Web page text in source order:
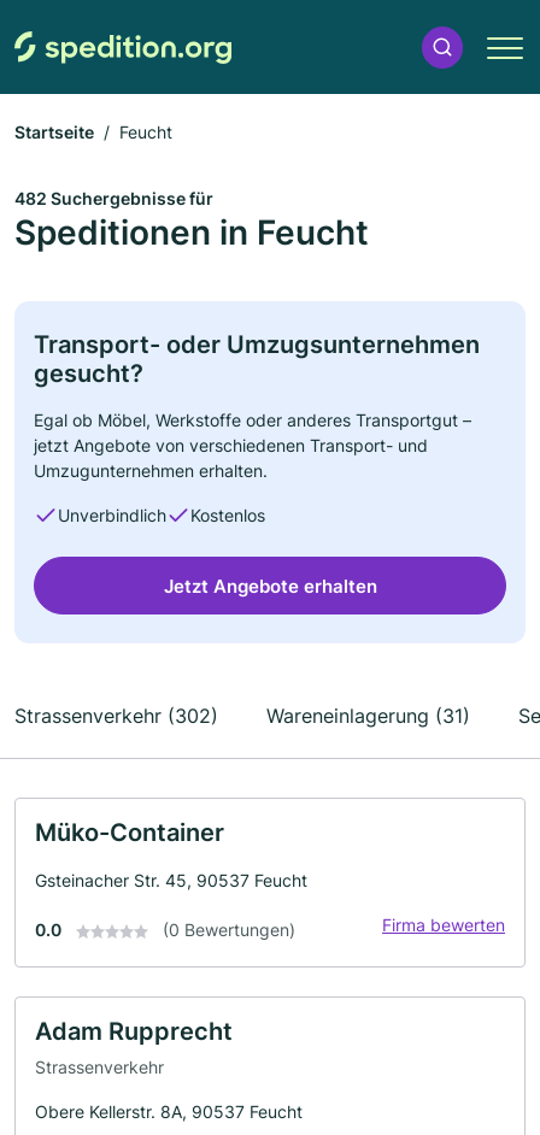
Startseite Feucht
482 Suchergebnisse für
Speditionen in Feucht
Transport- oder Umzugsunternehmen
gesucht?
Egal ob Möbel, Werkstoffe oder anderes Transportgut –
jetzt Angebote von verschiedenen Transport- und
Umzugunternehmen erhalten.
Unverbindlich Kostenlos
Jetzt Angebote erhalten
Strassenverkehr (302) Wareneinlagerung (31)
Müko-Container
Gsteinacher Str. 45, 90537 Feucht
0.0 (0 Bewertungen) Firma bewerten
Adam Rupprecht
Strassenverkehr
Obere Kellerstr. 8A, 90537 Feucht